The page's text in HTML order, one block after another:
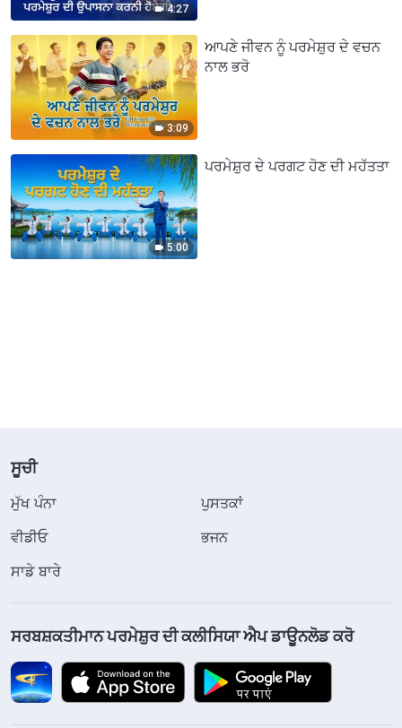
4:27
3:09
ਆਪਣੇ ਜੀਵਨ ਨੂੰ ਪਰਮੇਸ਼ੁਰ ਦੇ ਵਚਨ
ਨਾਲ ਭਰੋ
5:00
ਪਰਮੇਸ਼ੁਰ ਦੇ ਪਰਗਟ ਹੋਣ ਦੀ ਮਹੱਤਤਾ
ਸੂਚੀ
ਮੁੱਖ ਪੰਨਾ
ਪੁਸਤਕਾਂ
ਵੀਡੀਓ
ਭਜਨ
ਸਾਡੇ ਬਾਰੇ
ਸਰਬਸ਼ਕਤੀਮਾਨ ਪਰਮੇਸ਼ੁਰ ਦੀ ਕਲੀਸਿਯਾ ਐਪ ਡਾਊਨਲੋਡ ਕਰੋ